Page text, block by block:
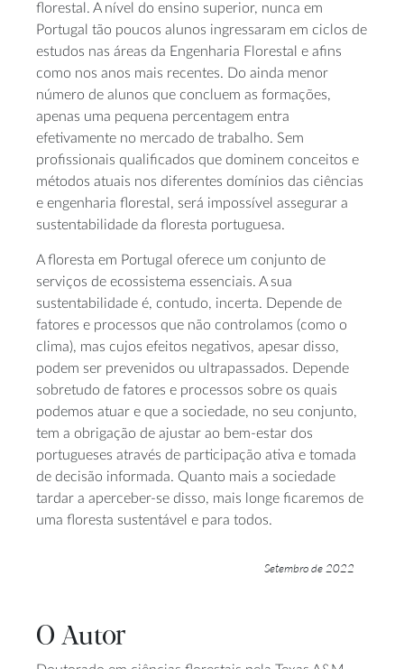
florestal. A nível do ensino superior, nunca em
Portugal tão poucos alunos ingressaram em ciclos de
estudos nas áreas da Engenharia Florestal e afins
como nos anos mais recentes. Do ainda menor
número de alunos que concluem as formações,
apenas uma pequena percentagem entra
efetivamente no mercado de trabalho. Sem
profissionais qualificados que dominem conceitos e
métodos atuais nos diferentes domínios das ciências
e engenharia florestal, será impossível assegurar a
sustentabilidade da floresta portuguesa.
A floresta em Portugal oferece um conjunto de
serviços de ecossistema essenciais. A sua
sustentabilidade é, contudo, incerta. Depende de
fatores e processos que não controlamos (como o
clima), mas cujos efeitos negativos, apesar disso,
podem ser prevenidos ou ultrapassados. Depende
sobretudo de fatores e processos sobre os quais
podemos atuar e que a sociedade, no seu conjunto,
tem a obrigação de ajustar ao bem-estar dos
portugueses através de participação ativa e tomada
de decisão informada. Quanto mais a sociedade
tardar a aperceber-se disso, mais longe ficaremos de
uma floresta sustentável e para todos.
Setembro de 2022
O Autor